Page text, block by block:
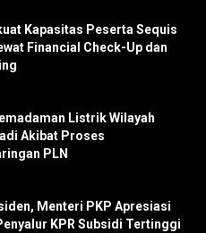
Kapasitas Peserta Sequis
Financial Check-Up dan
Listrik Wilayah
Akibat Proses
PLN
Menteri PKP Apresiasi
KPR Subsidi Tertinggi